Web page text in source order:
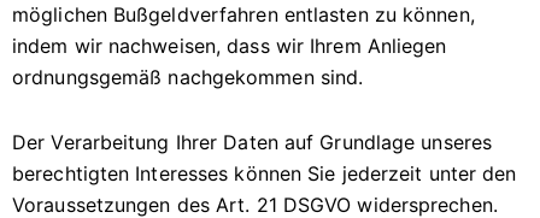
möglichen Bußgeldverfahren entlasten zu können,
indem wir nachweisen, dass wir Ihrem Anliegen
ordnungsgemäß nachgekommen sind.
Der Verarbeitung Ihrer Daten auf Grundlage unseres
berechtigten Interesses können Sie jederzeit unter den
Voraussetzungen des Art. 21 DSGVO widersprechen.